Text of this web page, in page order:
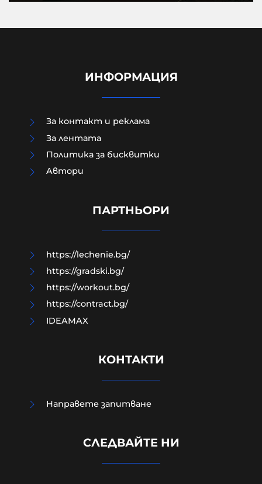
МО след анализ на останките
дрон-примамка "Майя"
Израелският посланик за
случай. Не разбирам защо се
ИНФОРМАЦИЯ
За контакт и реклама
За лентата
Политика за бисквитки
Aвтори
ПАРТНЬОРИ
https://lechenie.bg/
https://gradski.bg/
https://workout.bg/
https://contract.bg/
IDEAMAX
КОНТАКТИ
Направете запитване
СЛЕДВАЙТЕ НИ